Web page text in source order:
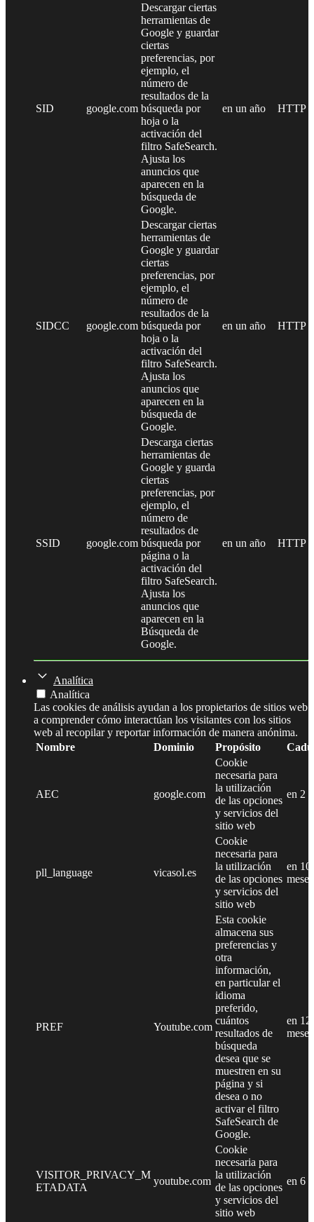
SID google.com
Descargar ciertas
herramientas de
Google y guardar
ciertas
preferencias, por
ejemplo, el
número de
resultados de la
búsqueda por
hoja o la
activación del
filtro SafeSearch.
Ajusta los
anuncios que
aparecen en la
búsqueda de
Google.
en un año HTTP
SIDCC google.com
Descargar ciertas
herramientas de
Google y guardar
ciertas
preferencias, por
ejemplo, el
número de
resultados de la
búsqueda por
hoja o la
activación del
filtro SafeSearch.
Ajusta los
anuncios que
aparecen en la
búsqueda de
Google.
en un año HTTP
SSID google.com
Descarga ciertas
herramientas de
Google y guarda
ciertas
preferencias, por
ejemplo, el
número de
resultados de
búsqueda por
página o la
activación del
filtro SafeSearch.
Ajusta los
anuncios que
aparecen en la
Búsqueda de
Google.
en un año HTTP
Analítica
Analítica
Las cookies de análisis ayudan a los propietarios de sitios web
a comprender cómo interactúan los visitantes con los sitios
web al recopilar y reportar información de manera anónima.
Nombre
Dominio Propósito
AEC google.com
Cookie
necesaria para
la utilización
de las opciones
y servicios del
sitio web
en 2
pll_language vicasol.es
Cookie
necesaria para
la utilización
de las opciones
y servicios del
sitio web
en 10
meses
PREF Youtube.com
Esta cookie
almacena sus
preferencias y
otra
información,
en particular el
idioma
preferido,
cuántos
resultados de
búsqueda
desea que se
muestren en su
página y si
desea o no
activar el filtro
SafeSearch de
Google.
en 12
meses
VISITOR_PRIVACY_M
ETADATA
youtube.com
Cookie
necesaria para
la utilización
de las opciones
y servicios del
sitio web
en 6